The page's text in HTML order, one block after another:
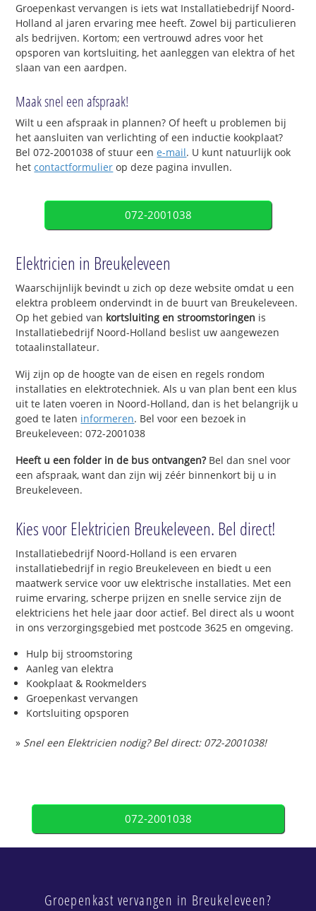
Groepenkast vervangen is iets wat Installatiebedrijf Noord-
Holland al jaren ervaring mee heeft. Zowel bij particulieren
als bedrijven. Kortom; een vertrouwd adres voor het
opsporen van kortsluiting, het aanleggen van elektra of het
slaan van een aardpen.
Maak snel een afspraak!
Wilt u een afspraak in plannen? Of heeft u problemen bij
het aansluiten van verlichting of een inductie kookplaat?
Bel 072-2001038 of stuur eene-mail. U kunt natuurlijk ook
hetcontactformulier op deze pagina invullen.
072-2001038
Elektricien in Breukeleveen
Waarschijnlijk bevindt u zich op deze website omdat u een
elektra probleem ondervindt in de buurt van Breukeleveen.
Op het gebied van kortsluiting en stroomstoringen is
Installatiebedrijf Noord-Holland beslist uw aangewezen
totaalinstallateur.
Wij zijn op de hoogte van de eisen en regels rondom
installaties en elektrotechniek. Als u van plan bent een klus
uit te laten voeren in Noord-Holland, dan is het belangrijk u
goed te laten informeren. Bel voor een bezoek in
Breukeleveen: 072-2001038
Heeft u een folder in de bus ontvangen?Bel dan snel voor
een afspraak, want dan zijn wij zéér binnenkort bij u in
Breukeleveen.
Kies voor Elektricien Breukeleveen. Bel direct!
Installatiebedrijf Noord-Holland is een ervaren
installatiebedrijf in regio Breukeleveen en biedt u een
maatwerk service voor uw elektrische installaties. Met een
ruime ervaring, scherpe prijzen en snelle service zijn de
elektriciens het hele jaar door actief. Bel direct als u woont
in ons verzorgingsgebied met postcode 3625 en omgeving.
Hulp bij stroomstoring
Aanleg van elektra
Kookplaat & Rookmelders
Groepenkast vervangen
Kortsluiting opsporen
» Snel een Elektricien nodig? Bel direct: 072-2001038!
072-2001038
Groepenkast vervangen in Breukeleveen?